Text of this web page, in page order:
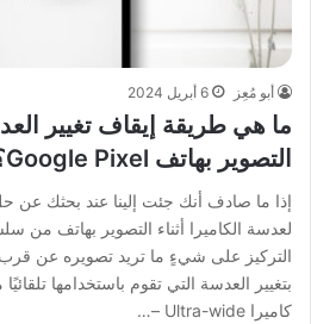
أبو مُعِز 6 أبريل 2024
ما هي طريقة إيقاف تغيير
التصوير بهاتف Google Pixel؟ طريقة سهلة
إذا ما صادف أنك جئت إلينا عند بحثك عن حل
لعدسة الكاميرا أثناء التصوير بهاتف من
التركيز على شيءٍ ما تريد تصويره عن
بتغيير العدسة التي تقوم باستخدامها
كاميرا Ultra-wide –…